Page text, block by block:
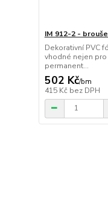
IM 912-2 -
Dekorativní PVC
vhodné nejen
permanent...
502 Kč/bm
415 Kč bez DPH